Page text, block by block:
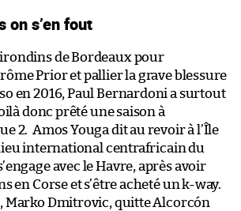
on s’en fout
de Bordeaux pour
Prior et pallier la grave blessure
en 2016, Paul Bernardoni a surtout
donc prêté une saison à
2. Amos Youga dit au revoir à l’Île
international centrafricain du
avec le Havre, après avoir
en Corse et s’être acheté un k-way.
Marko Dmitrovic, quitte Alcorcón